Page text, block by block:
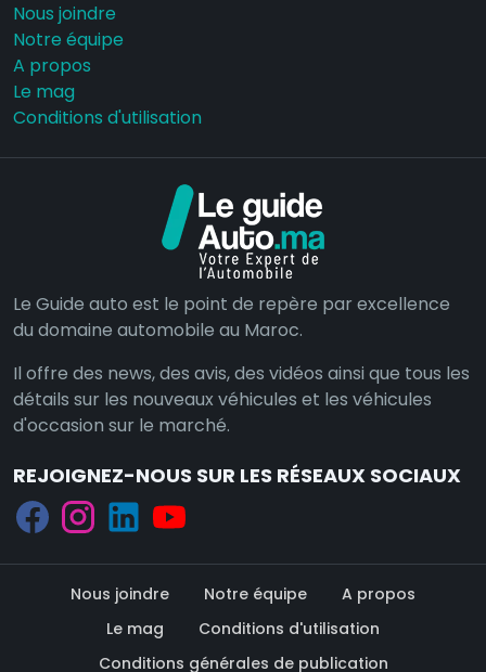
Nous joindre
Notre équipe
A propos
Le mag
Conditions d'utilisation
Le Guide auto est le point de repère par excellence
du domaine automobile au Maroc.
Il offre des news, des avis, des vidéos ainsi que tous les
détails sur les nouveaux véhicules et les véhicules
d'occasion sur le marché.
REJOIGNEZ-NOUS SUR LES RÉSEAUX SOCIAUX
Nous joindre Notre équipe
A propos
Le mag
Conditions d'utilisation
Conditions générales de publication